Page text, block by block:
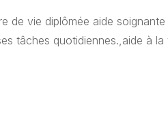
de vie diplômée aide
tâches quotidiennes.,aide à